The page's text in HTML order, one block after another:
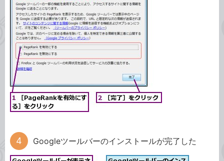
Googleツールバーのインストールが完了した